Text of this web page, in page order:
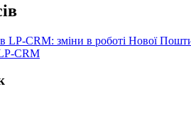
LP-CRM: зміни в роботі Нової
CRM